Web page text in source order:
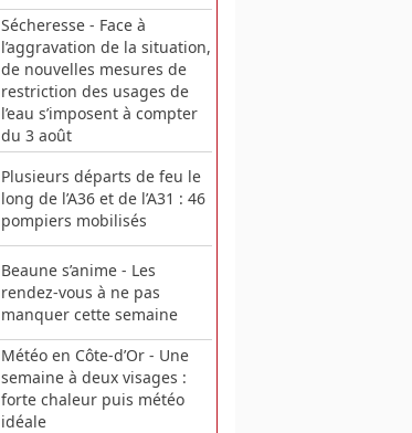
Sécheresse - Face à
l’aggravation de la situation,
de nouvelles mesures de
restriction des usages de
l’eau s’imposent à compter
du 3 août
Plusieurs départs de feu le
long de l’A36 et de l’A31 : 46
pompiers mobilisés
Beaune s’anime - Les
rendez-vous à ne pas
manquer cette semaine
Météo en Côte-d’Or - Une
semaine à deux visages :
forte chaleur puis météo
idéale